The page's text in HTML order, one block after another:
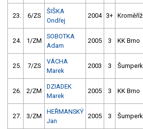
23. 6/ZS
ŠIŠKA
Ondřej
2004 3+ Kroměříž
24. 1/ZM
SOBOTKA
Adam
2005 3 KK Brno
25. 7/ZS
VÁCHA
Marek
2003 3 Šumperk
26. 2/ZM
DZIADEK
Marek
2005 3 KK Brno
27. 3/ZM
HEŘMANSKÝ
Jan
2005 3 Šumperk